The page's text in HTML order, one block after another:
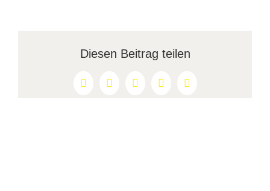
Diesen Beitrag teilen
Facebook
X RedditLinkedInPinterest